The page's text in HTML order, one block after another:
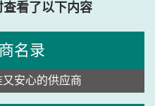
看了以下内容
名录
安心的供应商